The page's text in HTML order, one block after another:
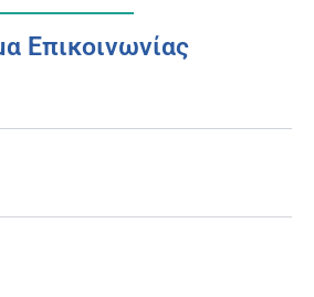
Επικοινωνίας